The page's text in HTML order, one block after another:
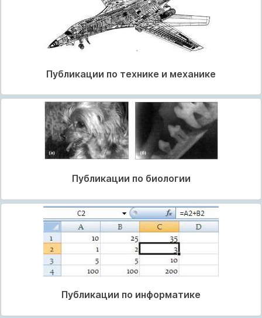
Публикации по технике и механике
Публикации по биологии
Публикации по информатике